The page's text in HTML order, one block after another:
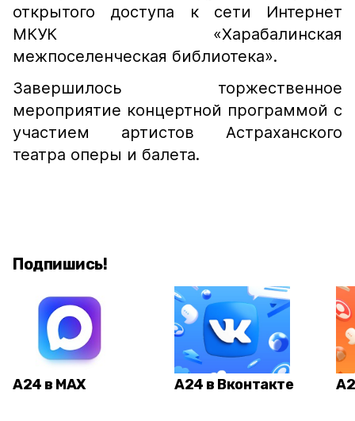
открытого доступа к сети Интернет
МКУК «Харабалинская
межпоселенческая библиотека».
Завершилось торжественное
мероприятие концертной программой с
участием артистов Астраханского
театра оперы и балета.
Подпишись!
А24 в MAX А24 в Вконтакте